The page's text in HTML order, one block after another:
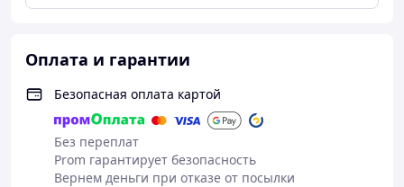
Вес лебедки 32 кг
Комплект
поставки
радиопульт, блок соленоидов, силовые
Страна
производства
США
Габаритные
размеры
574х200х265 мм
Оплата и гарантии
Безопасная оплата картой
Без переплат
Prom гарантирует безопасность
Вернем деньги при отказе от посылки